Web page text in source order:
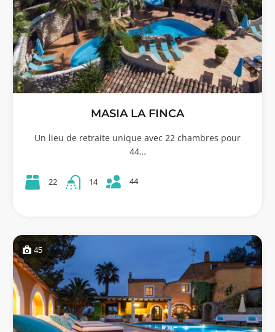
MASIA LA FINCA
Un lieu de retraite unique avec 22 chambres pour
44…
22 14 44
45